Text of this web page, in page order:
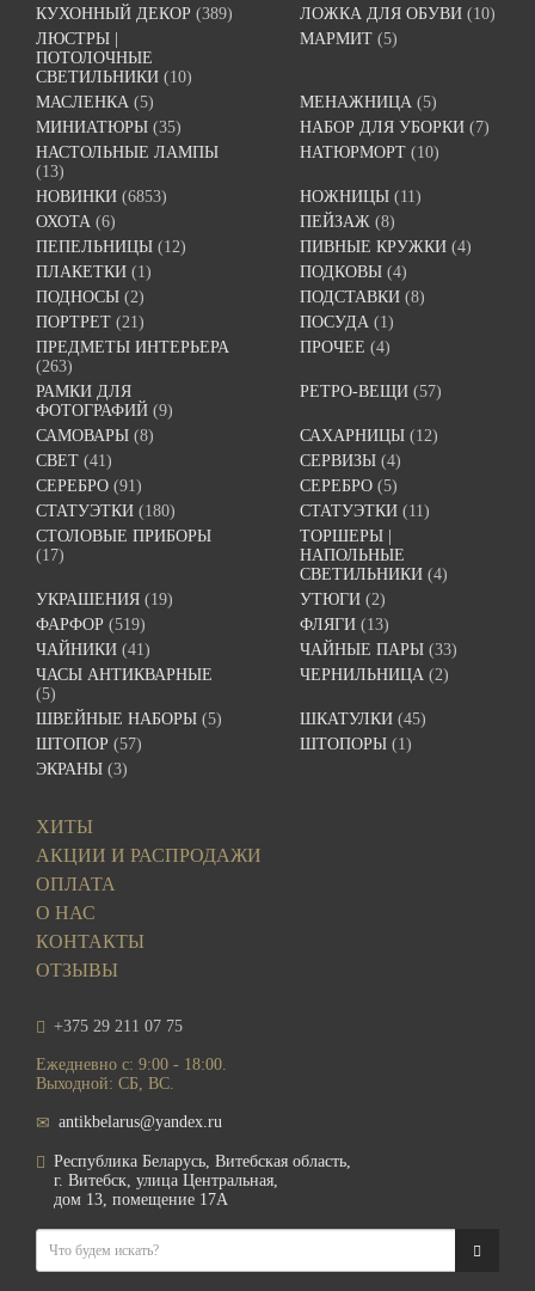
КУХОННЫЙ ДЕКОР (389) ЛОЖКА ДЛЯ ОБУВИ (10)
ЛЮСТРЫ |
ПОТОЛОЧНЫЕ
СВЕТИЛЬНИКИ (10)
МАРМИТ (5)
МАСЛЕНКА (5) МЕНАЖНИЦА (5)
МИНИАТЮРЫ (35) НАБОР ДЛЯ УБОРКИ (7)
НАСТОЛЬНЫЕ ЛАМПЫ
(13)
НАТЮРМОРТ (10)
НОВИНКИ (6853) НОЖНИЦЫ (11)
ОХОТА (6) ПЕЙЗАЖ (8)
ПЕПЕЛЬНИЦЫ (12) ПИВНЫЕ КРУЖКИ (4)
ПЛАКЕТКИ (1) ПОДКОВЫ (4)
ПОДНОСЫ (2) ПОДСТАВКИ (8)
ПОРТРЕТ (21) ПОСУДА (1)
ПРЕДМЕТЫ ИНТЕРЬЕРА
(263)
ПРОЧЕЕ (4)
РАМКИ ДЛЯ
ФОТОГРАФИЙ (9)
РЕТРО-ВЕЩИ (57)
САМОВАРЫ (8) САХАРНИЦЫ (12)
СВЕТ (41) СЕРВИЗЫ (4)
СЕРЕБРО (91) СЕРЕБРО (5)
СТАТУЭТКИ (180) СТАТУЭТКИ (11)
СТОЛОВЫЕ ПРИБОРЫ
(17)
ТОРШЕРЫ |
НАПОЛЬНЫЕ
СВЕТИЛЬНИКИ (4)
УКРАШЕНИЯ (19) УТЮГИ (2)
ФАРФОР (519) ФЛЯГИ (13)
ЧАЙНИКИ (41) ЧАЙНЫЕ ПАРЫ (33)
ЧАСЫ АНТИКВАРНЫЕ
(5)
ЧЕРНИЛЬНИЦА (2)
ШВЕЙНЫЕ НАБОРЫ (5) ШКАТУЛКИ (45)
ШТОПОР (57) ШТОПОРЫ (1)
ЭКРАНЫ (3)
ХИТЫ
АКЦИИ И РАСПРОДАЖИ
ОПЛАТА
О НАС
КОНТАКТЫ
ОТЗЫВЫ
+375 29 211 07 75
Ежедневно с: 9:00 - 18:00.
Выходной: СБ, ВС.
antikbelarus@yandex.ru
Республика Беларусь, Витебская область,
г. Витебск, улица Центральная,
дом 13, помещение 17А